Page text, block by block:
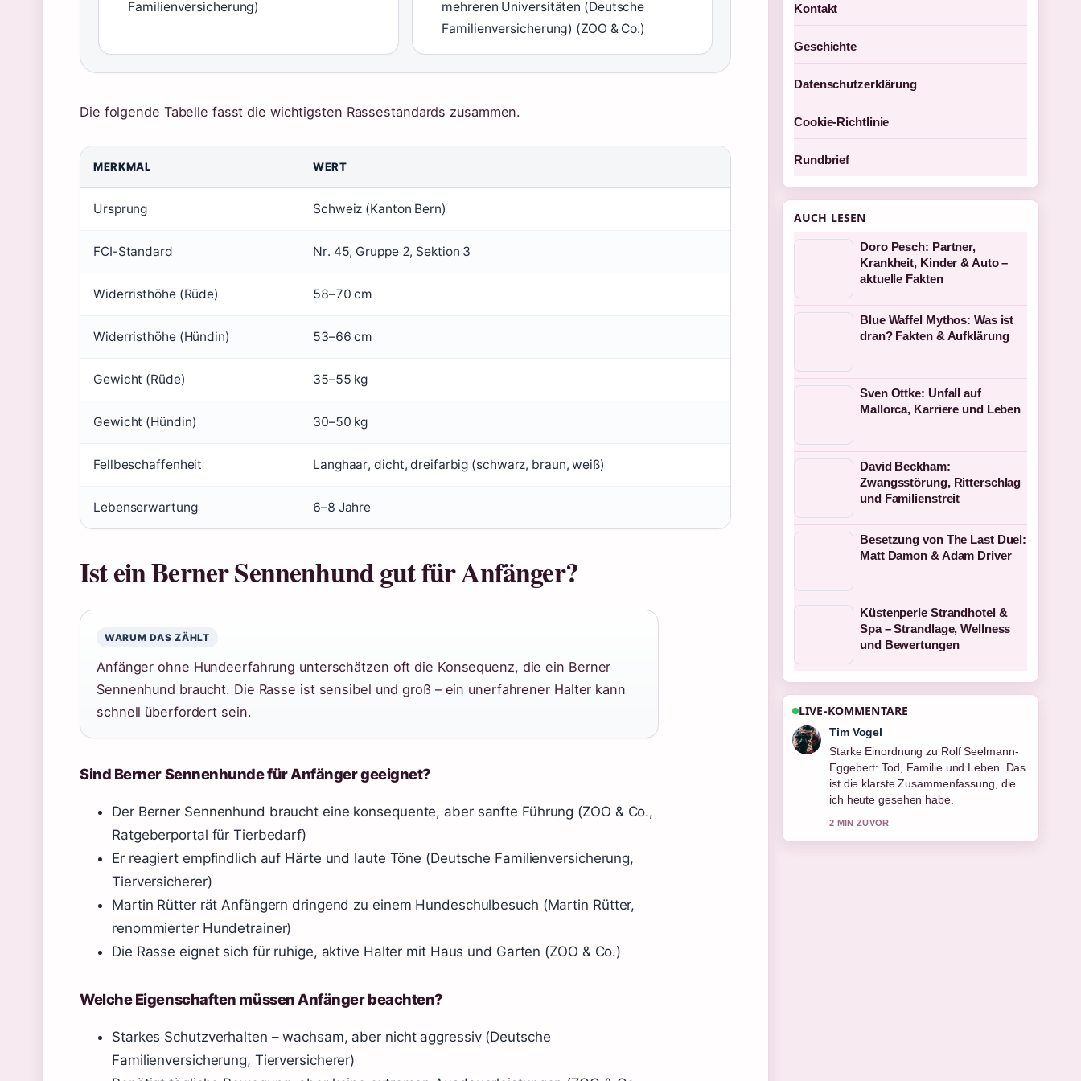
Familienversicherung)
mehreren Universitäten (Deutsche
Familienversicherung) (ZOO & Co.)
Die folgende Tabelle fasst die wichtigsten Rassestandards zusammen.
MERKMAL WERT
Ursprung Schweiz (Kanton Bern)
FCI-Standard Nr. 45, Gruppe 2, Sektion 3
Widerristhöhe (Rüde) 58–70 cm
Widerristhöhe (Hündin) 53–66 cm
Gewicht (Rüde) 35–55 kg
Gewicht (Hündin) 30–50 kg
Fellbeschaffenheit Langhaar, dicht, dreifarbig (schwarz, braun, weiß)
Lebenserwartung 6–8 Jahre
Ist ein Berner Sennenhund gut für Anfänger?
WARUM DAS ZÄHLT
Anfänger ohne Hundeerfahrung unterschätzen oft die Konsequenz, die ein Berner
Sennenhund braucht. Die Rasse ist sensibel und groß – ein unerfahrener Halter kann
schnell überfordert sein.
Sind Berner Sennenhunde für Anfänger geeignet?
Der Berner Sennenhund braucht eine konsequente, aber sanfte Führung (ZOO & Co.,
Ratgeberportal für Tierbedarf)
Er reagiert empfindlich auf Härte und laute Töne (Deutsche Familienversicherung,
Tierversicherer)
Martin Rütter rät Anfängern dringend zu einem Hundeschulbesuch (Martin Rütter,
renommierter Hundetrainer)
Die Rasse eignet sich für ruhige, aktive Halter mit Haus und Garten (ZOO & Co.)
Welche Eigenschaften müssen Anfänger beachten?
Starkes Schutzverhalten – wachsam, aber nicht aggressiv (Deutsche
Familienversicherung, Tierversicherer)
Kontakt
Geschichte
Datenschutzerklärung
Cookie-Richtlinie
Rundbrief
AUCH LESEN
Doro Pesch: Partner,
Krankheit, Kinder & Auto –
aktuelle Fakten
Blue Waffel Mythos: Was ist
dran? Fakten & Aufklärung
Sven Ottke: Unfall auf
Mallorca, Karriere und Leben
David Beckham:
Zwangsstörung, Ritterschlag
und Familienstreit
Besetzung von The Last Duel:
Matt Damon & Adam Driver
Küstenperle Strandhotel &
Spa – Strandlage, Wellness
und Bewertungen
LIVE-KOMMENTARE
Mila Kruger
Verfolge Peter Weck 2025: Alter,
Gesundheit, Familie und... genau –
schaetze den ausgewogenen Ton hier.
4 MIN ZUVOR